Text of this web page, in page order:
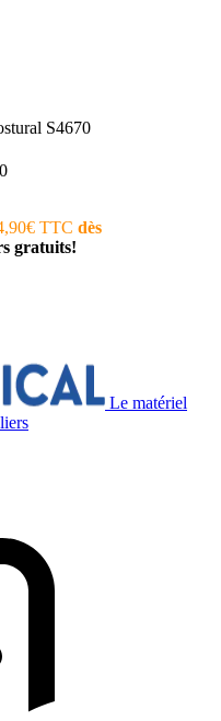
S4670
TTC dès
gratuits!
Le matériel